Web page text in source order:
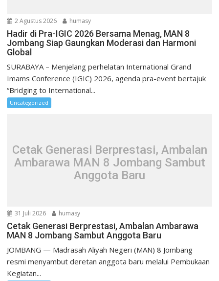
e
a
y
a
n
b
a
r
u
)
n
e
l
a
b
a
u
)
u
y
a
n
a
r
u
)
y
a
n
a
r
u
)
2 Agustus 2026 humasy
Hadir di Pra-IGIC 2026 Bersama Menag, MAN 8
Jombang Siap Gaungkan Moderasi dan Harmoni
Global
SURABAYA – Menjelang perhelatan International Grand
Imams Conference (IGIC) 2026, agenda pra-event bertajuk
“Bridging to International...
Uncategorized
Cetak Generasi Berprestasi, Ambalan
Ambarawa MAN 8 Jombang Sambut
Anggota Baru
31 Juli 2026 humasy
Cetak Generasi Berprestasi, Ambalan Ambarawa
MAN 8 Jombang Sambut Anggota Baru
JOMBANG — Madrasah Aliyah Negeri (MAN) 8 Jombang
resmi menyambut deretan anggota baru melalui Pembukaan
Kegiatan...